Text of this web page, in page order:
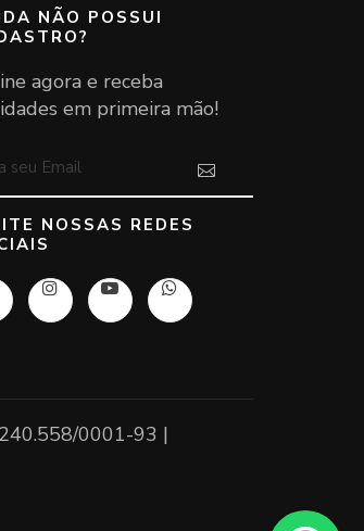
NÃO POSSUI
agora e receba
em primeira mão!
NOSSAS REDES
0001-93 |